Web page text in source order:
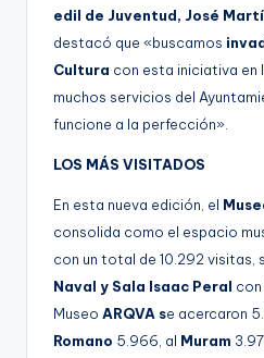
edil de Juventud, José
destacó que «buscamos
Cultura con esta iniciativa en
muchos servicios del
funcione a la perfección».
LOS MÁS VISITADOS
En esta nueva edición, el
consolida como el espacio
con un total de 10.292 visitas,
Naval y Sala Isaac Peral con
Museo ARQVA se acercaron
Romano 5.966, al Muram